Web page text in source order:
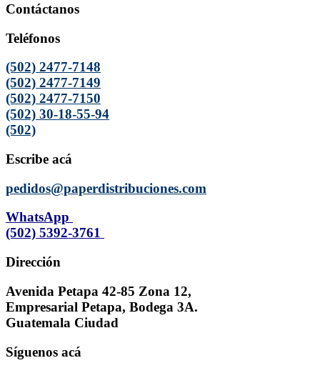
Contáctanos
Teléfonos
(502) 2477-7148
(502) 2477-7149
(502) 2477-7150
(502) 30-18-55-94
(502)
Escribe acá
pedidos@paperdistribuciones.com
WhatsApp
(502) 5392-3761
Dirección
Avenida Petapa 42-85 Zona 12,
Empresarial Petapa, Bodega 3A.
Guatemala Ciudad
Síguenos acá